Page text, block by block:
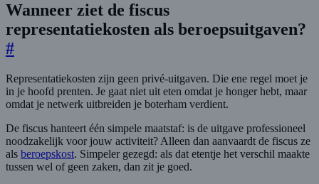
Wanneer ziet de fiscus
representatiekosten als beroepsuitgaven?
#
Representatiekosten zijn geen privé-uitgaven. Die ene regel moet je
in je hoofd prenten. Je gaat niet uit eten omdat je honger hebt, maar
omdat je netwerk uitbreiden je boterham verdient.
De fiscus hanteert één simpele maatstaf: is de uitgave professioneel
noodzakelijk voor jouw activiteit? Alleen dan aanvaardt de fiscus ze
als beroepskost. Simpeler gezegd: als dat etentje het verschil maakte
tussen wel of geen zaken, dan zit je goed.